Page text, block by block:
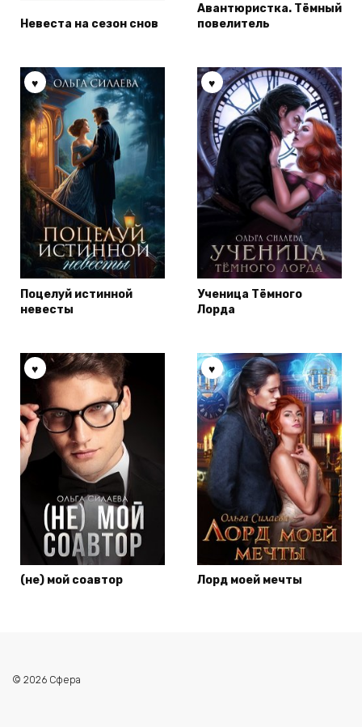
Невеста на сезон снов
Авантюристка. Тёмный
повелитель
Поцелуй истинной
невесты
Ученица Тёмного
Лорда
(не) мой соавтор Лорд моей мечты
© 2026 Сфера